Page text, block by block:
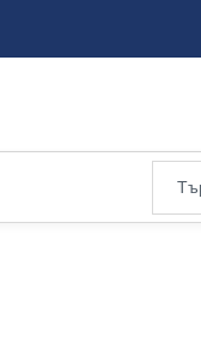
„Марица“...